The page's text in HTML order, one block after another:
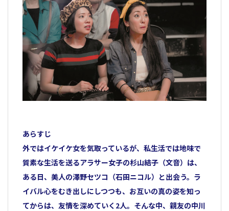
あらすじ
外ではイケイケ女を気取っているが、私生活では地味で
質素な生活を送るアラサー女子の杉山結子（文音）は、
ある日、美人の澤野セツコ（石田ニコル）と出会う。ラ
イバル心をむき出しにしつつも、お互いの真の姿を知っ
てからは、友情を深めていく2人。そんな中、親友の中川